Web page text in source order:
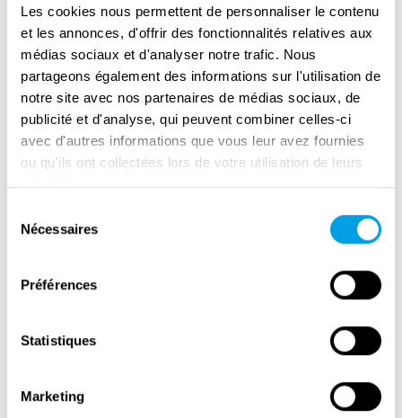
Les cookies nous permettent de personnaliser le contenu
et les annonces, d'offrir des fonctionnalités relatives aux
médias sociaux et d'analyser notre trafic. Nous
partageons également des informations sur l'utilisation de
notre site avec nos partenaires de médias sociaux, de
publicité et d'analyse, qui peuvent combiner celles-ci
avec d'autres informations que vous leur avez fournies
ou qu'ils ont collectées lors de votre utilisation de leurs
services.
Nécessaires
Préférences
Statistiques
Marketing
Remembrance Day in Amsterdam